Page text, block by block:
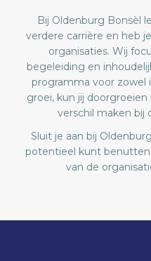
Bij Oldenburg Bonsèl
verdere carrière en heb
organisaties. Wij
begeleiding en
programma voor zowel
groei, kun jij
verschil maken bij
Sluit je aan bij
potentieel kunt benutten
van de